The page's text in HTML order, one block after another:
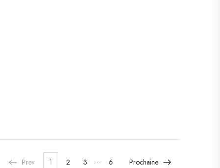
Prev 1 2 3 … 6 Prochaine